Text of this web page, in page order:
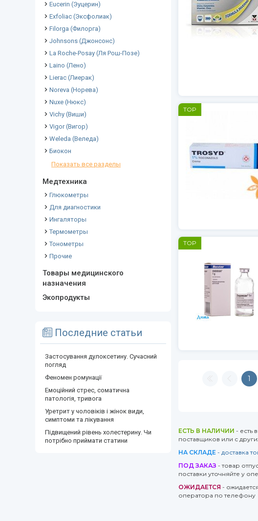
Eucerin (Эуцерин)
Exfoliac (Эксфолиак)
Filorga (Филорга)
Johnsons (Джонсонс)
La Roche-Posay (Ля Рош-Позе)
Laino (Лено)
Lierac (Лиерак)
Noreva (Норева)
Nuxe (Нюкс)
Vichy (Виши)
Vigor (Вигор)
Weleda (Веледа)
Биокон
Показать все разделы
Медтехника
Глюкометры
Для диагностики
Ингаляторы
Термометры
Тонометры
Прочие
Товары медицинского
назначения
Экопродукты
Последние статьи
Застосування дулоксетину. Сучасний
погляд
Феномен ромунації
Емоційний стрес, соматична
патологія, тривога
Уретрит у чоловіків і жінок види,
симптоми та лікування
Підвищений рівень холестерину. Чи
потрібно приймати статини
TOP
TOP
1
ЕСТЬ В НАЛИЧИИ - есть
поставщиков или с
НА СКЛАДЕ- доставка
ПОД ЗАКАЗ - товар
поставки уточняйте у
ОЖИДАЕТСЯ -
оператора по телефону